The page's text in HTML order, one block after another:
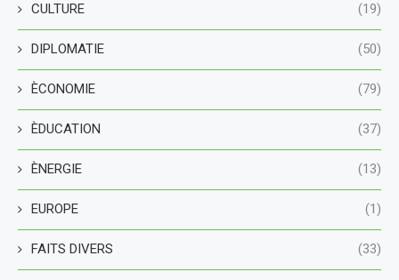
CULTURE (19)
DIPLOMATIE (50)
ÈCONOMIE (79)
ÈDUCATION (37)
ÈNERGIE (13)
EUROPE (1)
FAITS DIVERS (33)